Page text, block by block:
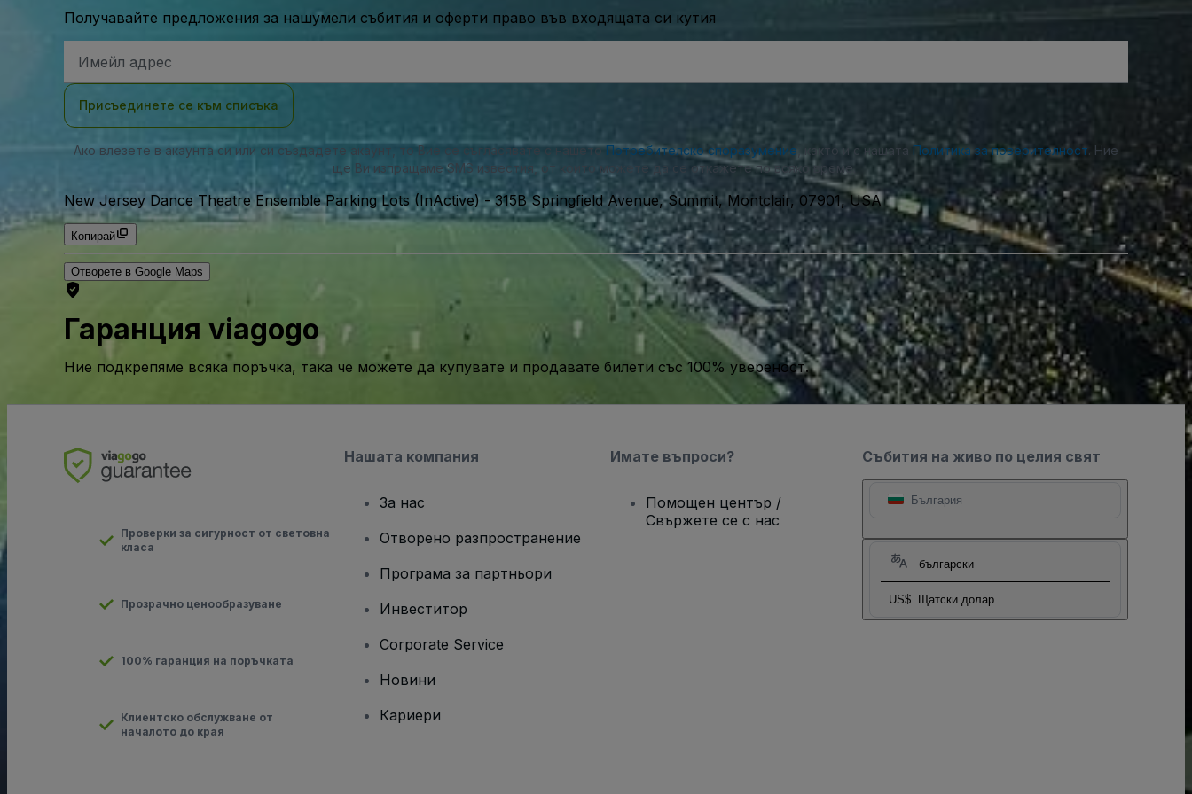
Получавайте предложения за нашумели събития и оферти право във входящата си кутия
адрес
Присъединете се към списъка
Ако влезете в акаунта си или си създадете акаунт, то Вие се съгласявате с нашетоПотребителско споразумение , както и с нашата Политика за поверителност. Ние
ще Ви изпращаме SMS известия, от които можете да се откажете по всяко време.
New Jersey Dance Theatre Ensemble Parking Lots (InActive)-315B Springfield Avenue, Summit, Montclair, 07901, USA
Копирай
Отворете в Google Maps
Гаранция viagogo
Ние подкрепяме всяка поръчка, така че можете да купувате и продавате билети със 100% увереност.
Събития на живо по целия свят
България
български
US$ Щатски долар
Проверки за сигурност от световна
класа
Прозрачно ценообразуване
100% гаранция на поръчката
Клиентско обслужване от
началото до края
Нашата компания
За нас
Отворено разпространение
Програма за партньори
Инвеститор
Corporate Service
Новини
Кариери
Имате въпроси?
Помощен център /
Свържете се с нас